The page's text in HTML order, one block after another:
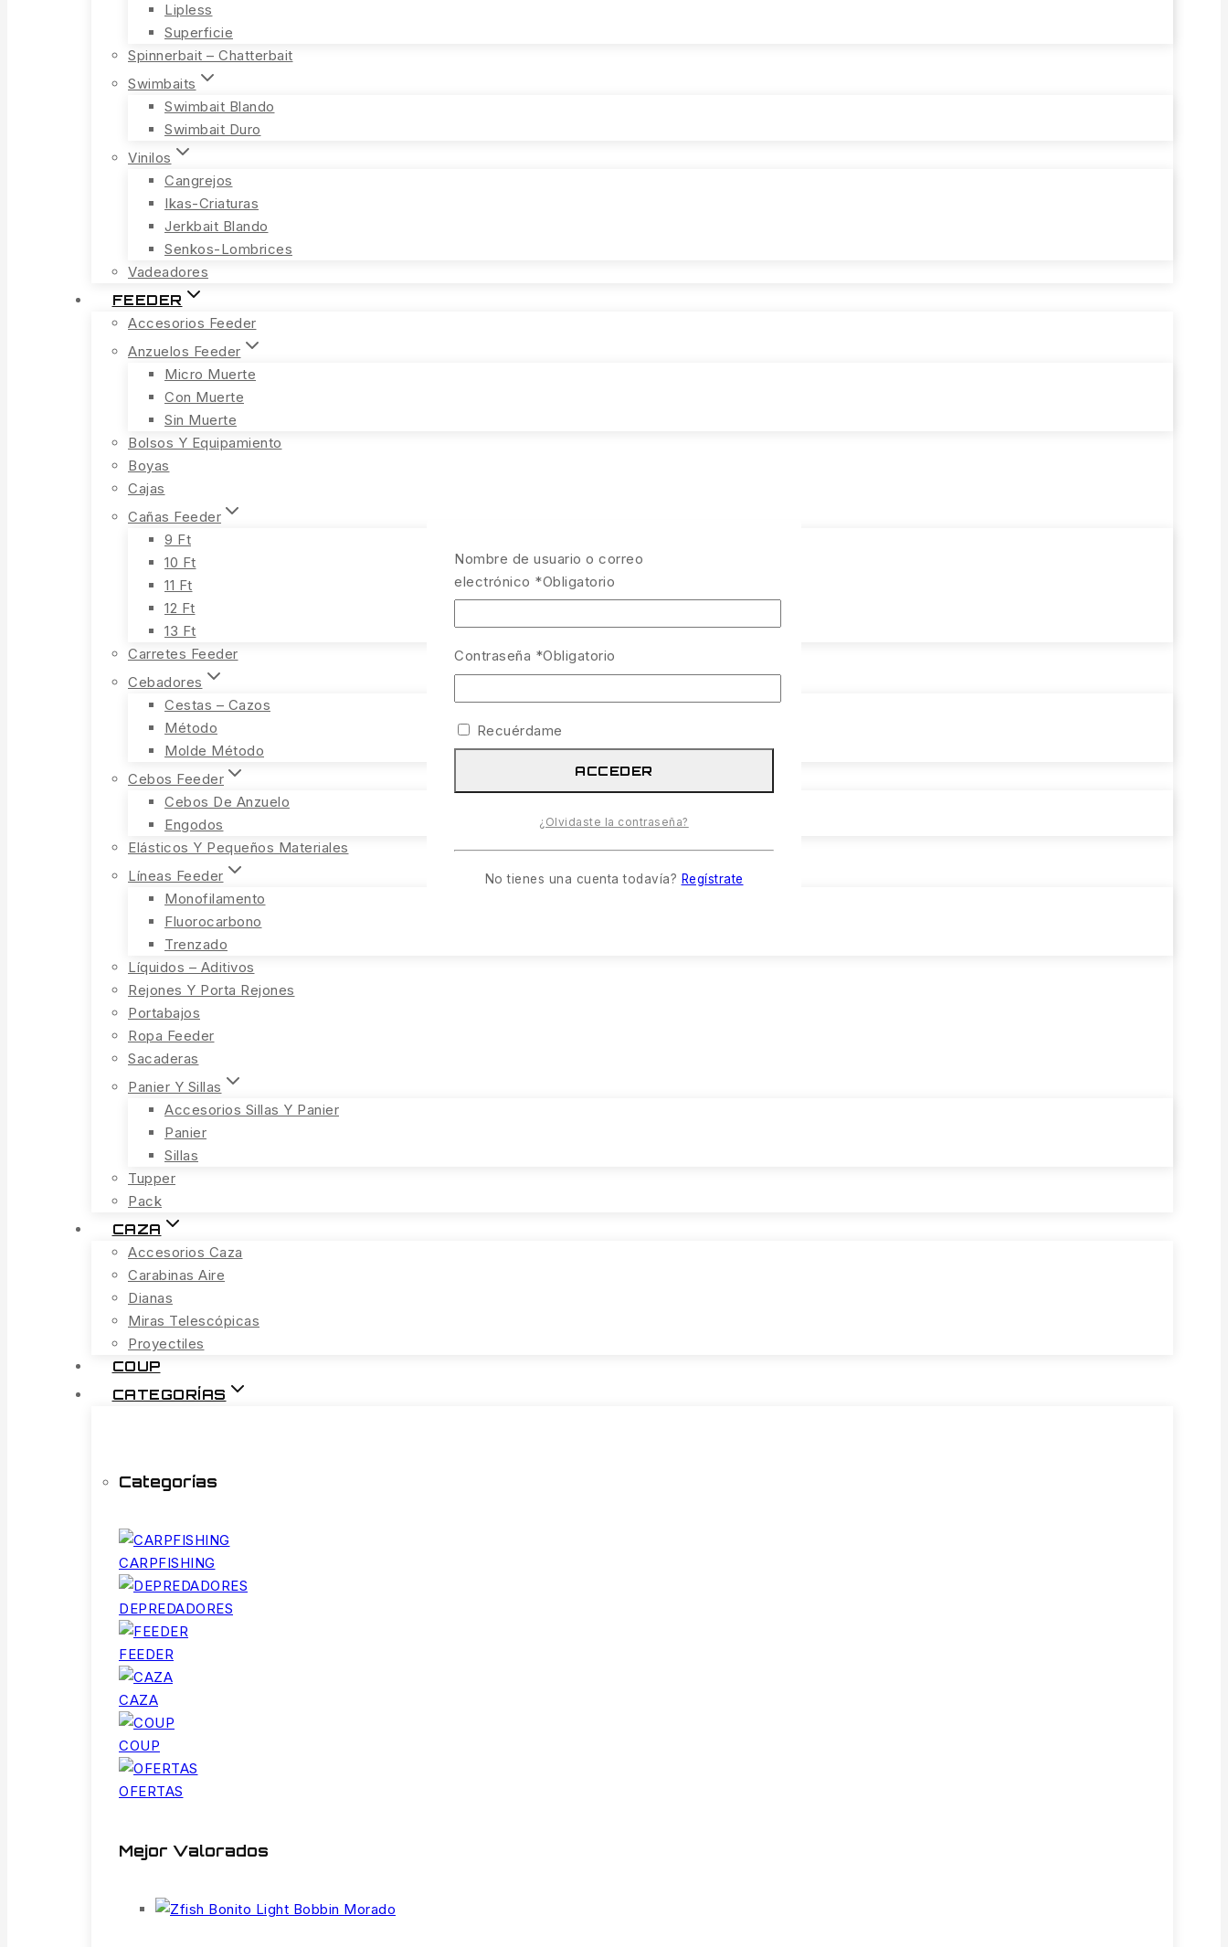
Lipless
Superficie
Spinnerbait – Chatterbait
Swimbaits
Swimbait Blando
Swimbait Duro
Vinilos
Cangrejos
Ikas-Criaturas
Jerkbait Blando
Senkos-Lombrices
Vadeadores
FEEDER
Accesorios Feeder
Anzuelos Feeder
Micro Muerte
Con Muerte
Sin Muerte
Bolsos Y Equipamiento
Boyas
Cajas
Cañas Feeder
9 Ft
10 Ft
11 Ft
12 Ft
13 Ft
Carretes Feeder
Cebadores
Cestas – Cazos
Método
Molde Método
Cebos Feeder
Cebos De Anzuelo
Engodos
Elásticos Y Pequeños Materiales
Líneas Feeder
Monofilamento
Fluorocarbono
Trenzado
Líquidos – Aditivos
Rejones Y Porta Rejones
Portabajos
Ropa Feeder
Sacaderas
Panier Y Sillas
Accesorios Sillas Y Panier
Panier
Sillas
Tupper
Pack
CAZA
Accesorios Caza
Carabinas Aire
Dianas
Miras Telescópicas
Proyectiles
COUP
CATEGORÍAS
Categorías
CARPFISHING
DEPREDADORES
FEEDER
CAZA
COUP
OFERTAS
Mejor Valorados
Nombre de usuario o correo
electrónico *Obligatorio
Contraseña *Obligatorio
Recuérdame
ACCEDER
¿Olvidaste la contraseña?
No tienes una cuenta todavía? Regístrate